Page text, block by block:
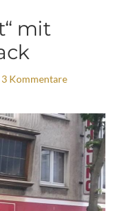
mit
3 Kommentare